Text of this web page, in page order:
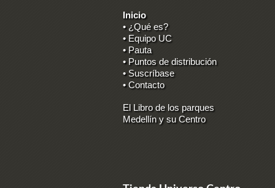
Inicio
• ¿Qué es?
• Equipo UC
• Pauta
• Puntos de distribución
• Suscríbase
• Contacto
El Libro de los parques
Medellín y su Centro